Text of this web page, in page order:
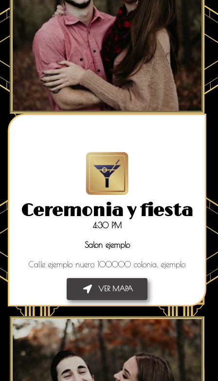
Ceremonia y fiesta
4:30 PM
Salon ejemplo
Calle ejemplo nuero 100000 colonia. ejemplo
VER MAPA